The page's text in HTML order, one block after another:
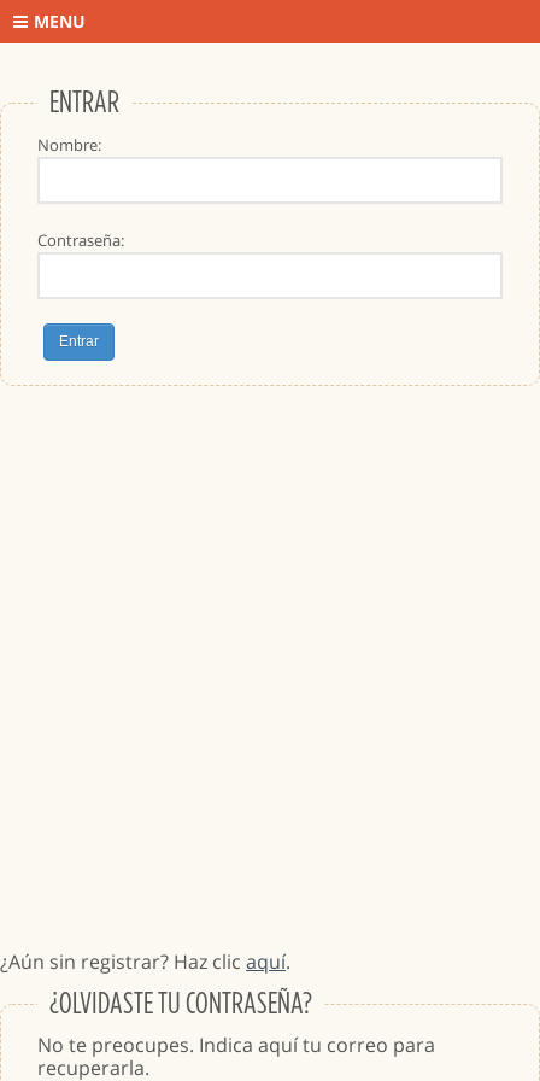
MENU
ENTRAR
Nombre:
Contraseña:
¿Aún sin registrar? Haz clic aquí.
¿OLVIDASTE TU CONTRASEÑA?
No te preocupes. Indica aquí tu correo para
recuperarla.